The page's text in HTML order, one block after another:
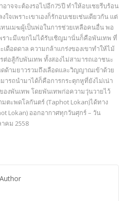
าจจะต้องรอไปอีก75ปี ทำให้อบเชยรีบร้อน
จเพราะเขาเองก็รักอบเชยเช่นเดียวกัน แต่
นเมฆผู้เป็นพ่อในการช่วยเหลือคนอื่น พอ
ราะมีแขกไม่ได้รับเชิญมานั่นก็คือพันเทพ ที่
ดือดดาล ความกล้าแกร่งของเขาทำให้ไม้
ต่อสู้กับพันเทพ ทั้งสองไม่สามารถเอาชนะ
ด้ามยาวรวมถึงเลือดและวิญญาณเข้าด้วย
ารถนำมาได้ก็คือการกระตุกหูที่ยังไม่เน่า
องพันเทพ โดยพันเทพก่อความวุ่นวายไว้
ตะพดโลกันตร์ (Taphot Lokan)ได้ทาง
Lokan) ออกอากาศทุกวันศุกร์ – วัน
าคม 2558